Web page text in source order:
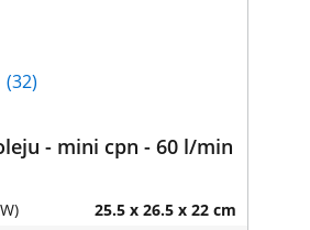
(32)
- mini cpn - 60 l/min
25.5 x 26.5 x 22 cm